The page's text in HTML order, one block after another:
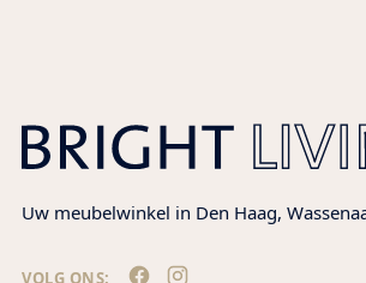
Uw meubelwinkel in Den Haag,
VOLG ONS: